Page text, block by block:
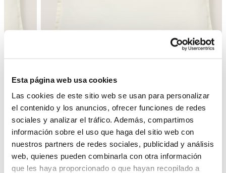
Esta página web usa cookies
Las cookies de este sitio web se usan para personalizar
el contenido y los anuncios, ofrecer funciones de redes
sociales y analizar el tráfico. Además, compartimos
información sobre el uso que haga del sitio web con
nuestros partners de redes sociales, publicidad y análisis
web, quienes pueden combinarla con otra información
que les haya proporcionado o que hayan recopilado a
Atrás
Medidas